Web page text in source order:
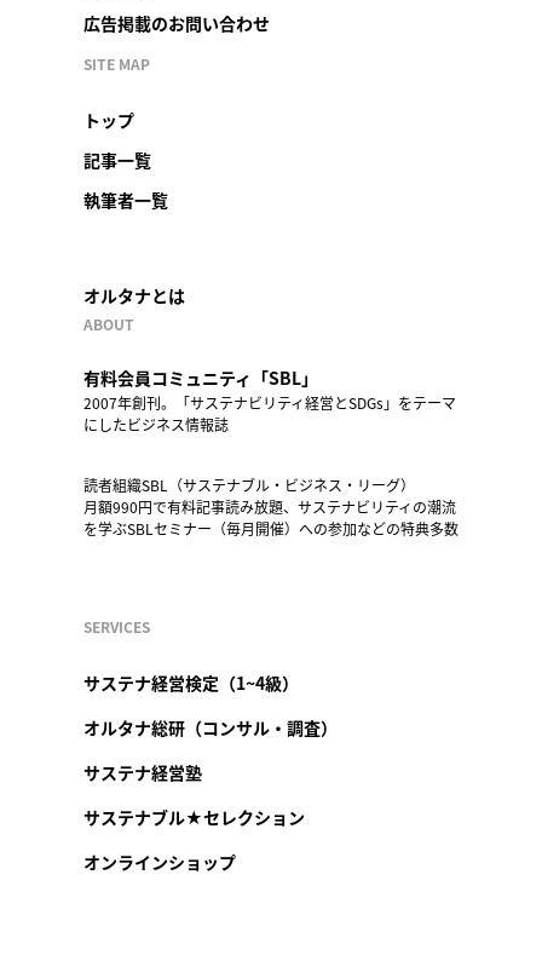
広告掲載のお問い合わせ
SITE MAP
トップ
記事一覧
執筆者一覧
オルタナとは
ABOUT
有料会員コミュニティ「SBL」
2007年創刊。「サステナビリティ経営とSDGs」をテーマ
にしたビジネス情報誌
読者組織SBL（サステナブル・ビジネス・リーグ）
月額990円で有料記事読み放題、サステナビリティの潮流
を学ぶSBLセミナー（毎月開催）への参加などの特典多数
SERVICES
サステナ経営検定（1~4級）
オルタナ総研（コンサル・調査）
サステナ経営塾
サステナブル★セレクション
オンラインショップ